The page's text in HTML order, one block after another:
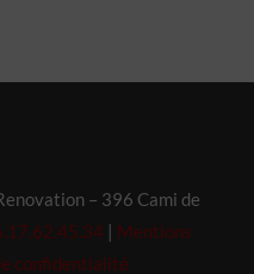
– 396 Cami de
Mentions
confidentialité